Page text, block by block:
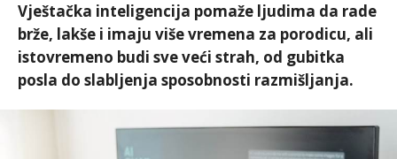
Vještačka inteligencija pomaže ljudima da rade
brže, lakše i imaju više vremena za porodicu, ali
istovremeno budi sve veći strah, od gubitka
posla do slabljenja sposobnosti razmišljanja.